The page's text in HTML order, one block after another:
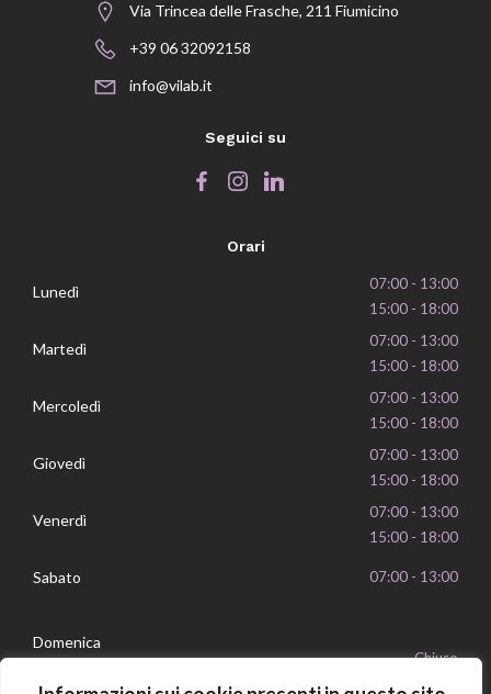
Via Trincea delle Frasche, 211 Fiumicino
+39 06 32092158
info@vilab.it
Seguici su
Orari
Lunedì
07:00 - 13:00
15:00 - 18:00
Martedì
07:00 - 13:00
15:00 - 18:00
Mercoledì
07:00 - 13:00
15:00 - 18:00
Giovedì
07:00 - 13:00
15:00 - 18:00
Venerdì
07:00 - 13:00
15:00 - 18:00
Sabato 07:00 - 13:00
Domenica
Chiuso